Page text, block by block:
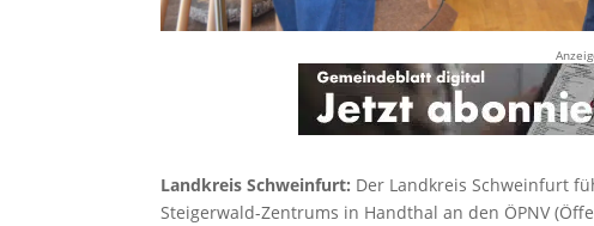
Landkreis Schweinfurt: Der Landkreis Schweinfurt
Steigerwald-Zentrums in Handthal an den ÖPNV